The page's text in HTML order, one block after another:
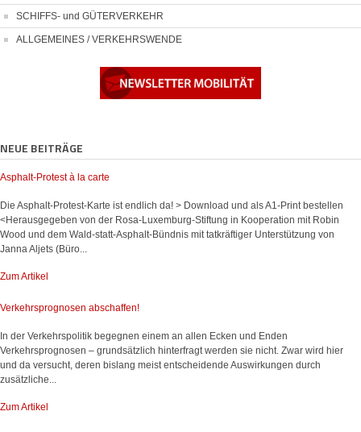
SCHIFFS- und GÜTERVERKEHR
ALLGEMEINES / VERKEHRSWENDE
NEUE BEITRÄGE
Asphalt-Protest à la carte
Die Asphalt-Protest-Karte ist endlich da! > Download und als A1-Print bestellen
<Herausgegeben von der Rosa-Luxemburg-Stiftung in Kooperation mit Robin
Wood und dem Wald-statt-Asphalt-Bündnis mit tatkräftiger Unterstützung von
Janna Aljets (Büro...
Zum Artikel
Verkehrsprognosen abschaffen!
In der Verkehrspolitik begegnen einem an allen Ecken und Enden
Verkehrsprognosen – grundsätzlich hinterfragt werden sie nicht. Zwar wird hier
und da versucht, deren bislang meist entscheidende Auswirkungen durch
zusätzliche...
Zum Artikel